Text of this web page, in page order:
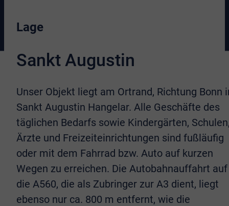
Lage
Sankt Augustin
Unser Objekt liegt am Ortrand, Richtung Bonn
Sankt Augustin Hangelar. Alle Geschäfte des
täglichen Bedarfs sowie Kindergärten,
Ärzte und Freizeiteinrichtungen sind fußläufig
oder mit dem Fahrrad bzw. Auto auf kurzen
Wegen zu erreichen. Die Autobahnauffahrt auf
die A560, die als Zubringer zur A3 dient, liegt
ebenso nur ca. 800 m entfernt, wie die